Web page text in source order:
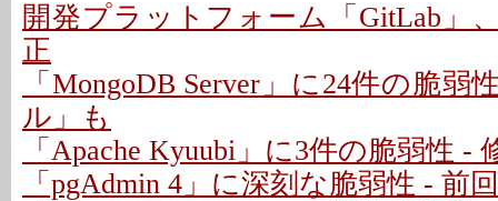
開発プラットフォーム「GitLab」
正
「MongoDB Server」に24件の脆
ル」も
「Apache Kyuubi」に3件の脆弱性 -
「pgAdmin 4」に深刻な脆弱性 - 前